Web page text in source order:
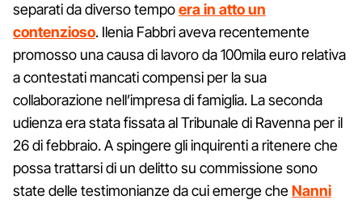
separati da diverso tempoera in atto un
contenzioso. Ilenia Fabbri aveva recentemente
promosso una causa di lavoro da 100mila euro relativa
a contestati mancati compensi per la sua
collaborazione nell’impresa di famiglia. La seconda
udienza era stata fissata al Tribunale di Ravenna per il
26 di febbraio. A spingere gli inquirenti a ritenere che
possa trattarsi di un delitto su commissione sono
state delle testimonianze da cui emerge cheNanni